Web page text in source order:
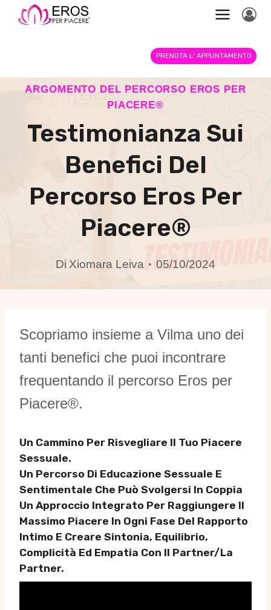
Salta
PRENOTA L' APPUNTAMENTO
ARGOMENTO DEL PERCORSO EROS PER
PIACERE®
Testimonianza Sui
Benefici Del
Percorso Eros Per
Piacere®
Di Xiomara Leiva 05/10/2024
Scopriamo insieme a Vilma uno dei
tanti benefici che puoi incontrare
frequentando il percorso Eros per
Piacere®.
Un Cammino Per Risvegliare Il Tuo Piacere
Sessuale.
Un Percorso Di Educazione Sessuale E
Sentimentale Che Può Svolgersi In Coppia
Un Approccio Integrato Per Raggiungere Il
Massimo Piacere In Ogni Fase Del Rapporto
Intimo E Creare Sintonia, Equilibrio,
Complicità Ed Empatia Con Il Partner/la
Partner.